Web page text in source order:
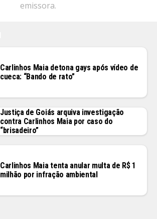
emissora.
Carlinhos Maia detona gays após vídeo de
cueca: “Bando de rato”
Justiça de Goiás arquiva investigação
contra Carlinhos Maia por caso do
“brisadeiro”
Carlinhos Maia tenta anular multa de R$ 1
milhão por infração ambiental